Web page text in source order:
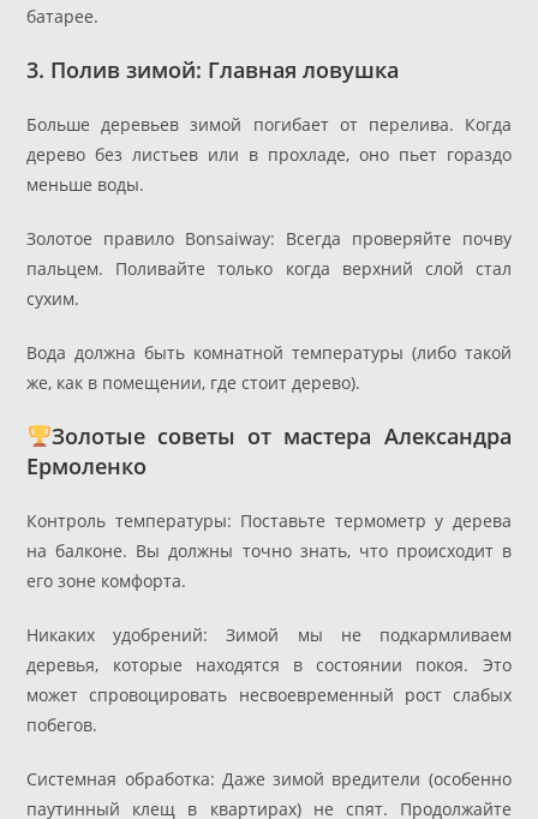
батарее.
3. Полив зимой: Главная ловушка
Больше деревьев зимой погибает от перелива. Когда
дерево без листьев или в прохладе, оно пьет гораздо
меньше воды.
Золотое правило Bonsaiway: Всегда проверяйте почву
пальцем. Поливайте только когда верхний слой стал
сухим.
Вода должна быть комнатной температуры (либо такой
же, как в помещении, где стоит дерево).
Золотые советы от мастера Александра
Ермоленко
Контроль температуры: Поставьте термометр у дерева
на балконе. Вы должны точно знать, что происходит в
его зоне комфорта.
Никаких удобрений: Зимой мы не подкармливаем
деревья, которые находятся в состоянии покоя. Это
может спровоцировать несвоевременный рост слабых
побегов.
Системная обработка: Даже зимой вредители (особенно
паутинный клещ в квартирах) не спят. Продолжайте